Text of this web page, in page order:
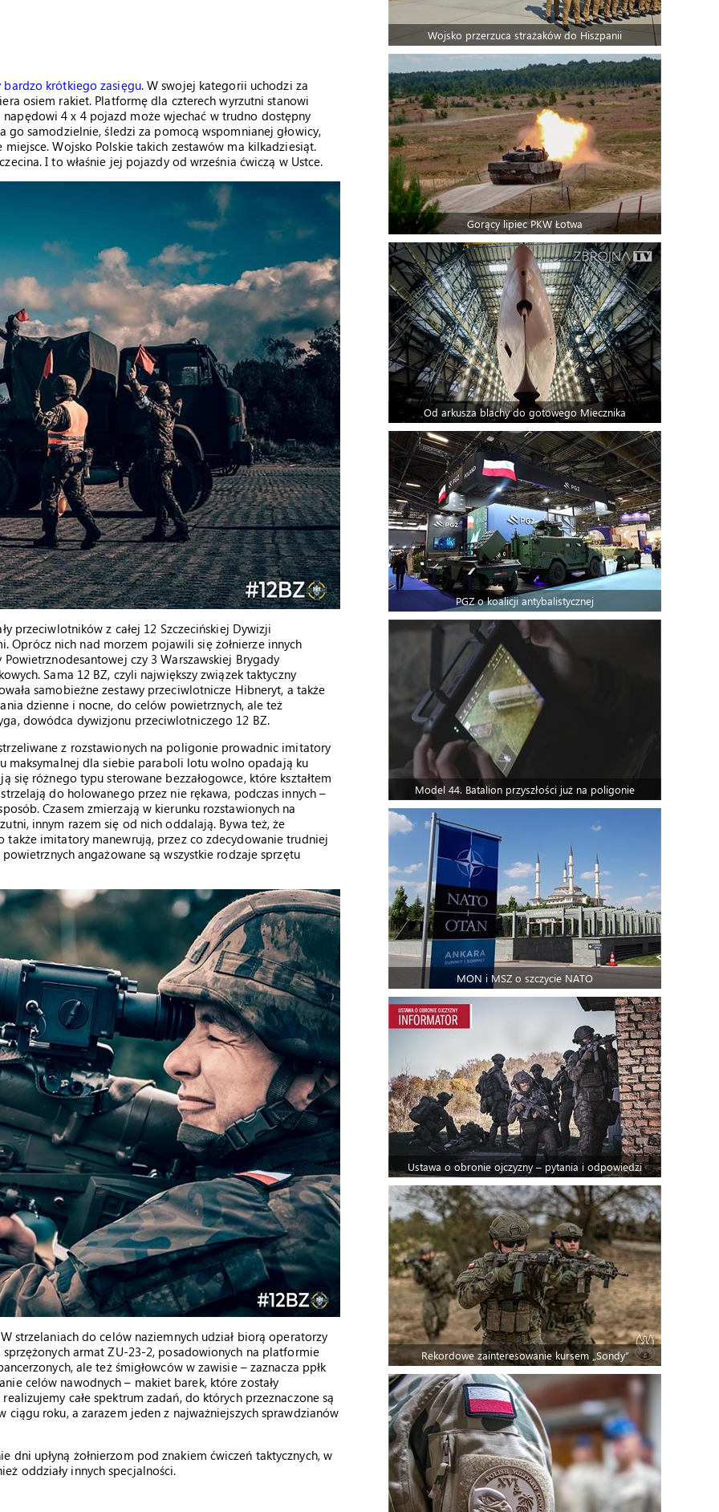
krótkiego zasięgu. W swojej kategorii uchodzi za
osiem rakiet. Platformę dla czterech wyrzutni stanowi
4 x 4 pojazd może wjechać w trudno dostępny
samodzielnie, śledzi za pomocą wspomnianej głowicy,
Wojsko Polskie takich zestawów ma kilkadziesiąt.
I to właśnie jej pojazdy od września ćwiczą w Ustce.
przeciwlotników z całej 12 Szczecińskiej Dywizji
Oprócz nich nad morzem pojawili się żołnierze innych
czy 3 Warszawskiej Brygady
Sama 12 BZ, czyli największy związek taktyczny
samobieżne zestawy przeciwlotnicze Hibneryt, a także
dzienne i nocne, do celów powietrznych, ale też
dowódca dywizjonu przeciwlotniczego 12 BZ.
z rozstawionych na poligonie prowadnic imitatory
maksymalnej dla siebie paraboli lotu wolno opadają ku
różnego typu sterowane bezzałogowce, które kształtem
do holowanego przez nie rękawa, podczas innych –
Czasem zmierzają w kierunku rozstawionych na
innym razem się od nich oddalają. Bywa też, że
także imitatory manewrują, przez co zdecydowanie trudniej
angażowane są wszystkie rodzaje sprzętu
strzelaniach do celów naziemnych udział biorą operatorzy
armat ZU-23-2, posadowionych na platformie
ale też śmigłowców w zawisie – zaznacza ppłk
celów nawodnych – makiet barek, które zostały
całe spektrum zadań, do których przeznaczone są
ciągu roku, a zarazem jeden z najważniejszych sprawdzianów
upłyną żołnierzom pod znakiem ćwiczeń taktycznych, w
oddziały innych specjalności.
Wojsko przerzuca strażaków do Hiszpanii
Gorący lipiec PKW Łotwa
Od arkusza blachy do gotowego Miecznika
PGZ o koalicji antybalistycznej
Model 44. Batalion przyszłości już na poligonie
MON i MSZ o szczycie NATO
Ustawa o obronie ojczyzny – pytania i odpowiedzi
Rekordowe zainteresowanie kursem „Sondy”